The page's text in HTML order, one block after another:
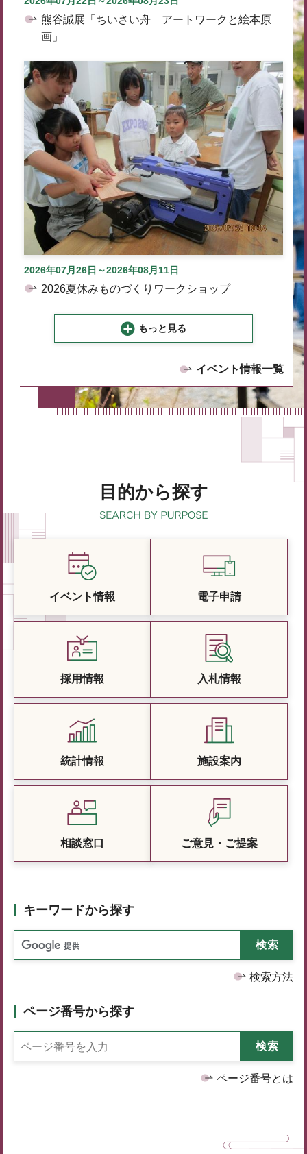
熊谷誠展「ちいさい舟 アートワークと絵本原
画」
2026年07月26日～2026年08月11日
2026夏休みものづくりワークショップ
もっと見る
イベント情報一覧
目的から探す
イベント情報 電子申請
採用情報 入札情報
統計情報 施設案内
相談窓口 ご意見・ご提案
キーワードから探す
検索方法
ページ番号から探す
ページ番号とは